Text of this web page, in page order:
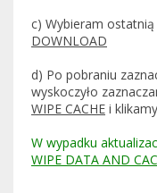
c) Wybieram
DOWNLOAD
d) Po pobraniu
wyskoczyło
WIPE CACHE i klikamy
W wypadku
WIPE DATA AND